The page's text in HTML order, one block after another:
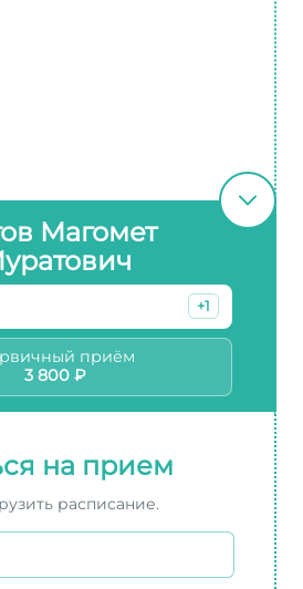
Магомет
+1
приём
3 800 ₽
на прием
расписание.